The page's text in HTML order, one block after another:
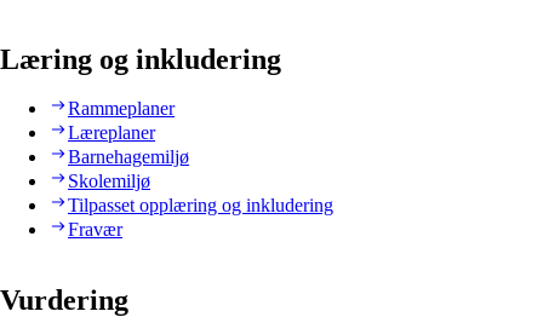
Læring og inkludering
Rammeplaner
Læreplaner
Barnehagemiljø
Skolemiljø
Tilpasset opplæring og inkludering
Fravær
Vurdering